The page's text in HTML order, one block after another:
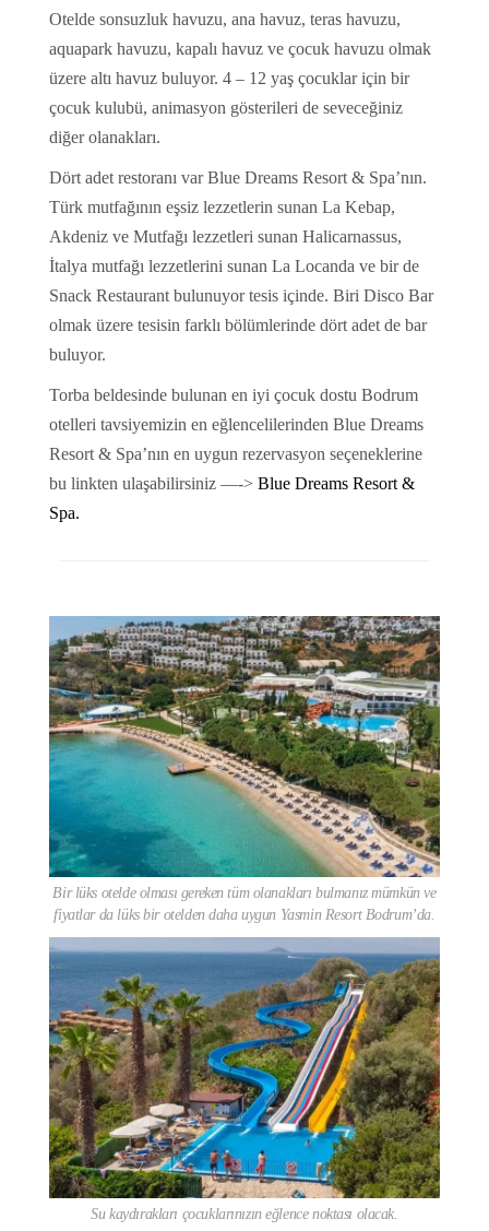
Otelde sonsuzluk havuzu, ana havuz, teras havuzu,
aquapark havuzu, kapalı havuz ve çocuk havuzu olmak
üzere altı havuz buluyor. 4 – 12 yaş çocuklar için bir
çocuk kulubü, animasyon gösterileri de seveceğiniz
diğer olanakları.
Dört adet restoranı var Blue Dreams Resort & Spa’nın.
Türk mutfağının eşsiz lezzetlerin sunan La Kebap,
Akdeniz ve Mutfağı lezzetleri sunan Halicarnassus,
İtalya mutfağı lezzetlerini sunan La Locanda ve bir de
Snack Restaurant bulunuyor tesis içinde. Biri Disco Bar
olmak üzere tesisin farklı bölümlerinde dört adet de bar
buluyor.
Torba beldesinde bulunan en iyi çocuk dostu Bodrum
otelleri tavsiyemizin en eğlencelilerinden Blue Dreams
Resort & Spa’nın en uygun rezervasyon seçeneklerine
bu linkten ulaşabilirsiniz —-> Blue Dreams Resort &
Spa.
Bir lüks otelde olması gereken tüm olanakları bulmanız mümkün ve
fiyatlar da lüks bir otelden daha uygun Yasmin Resort Bodrum’da.
Su kaydırakları çocuklarınızın eğlence noktası olacak.